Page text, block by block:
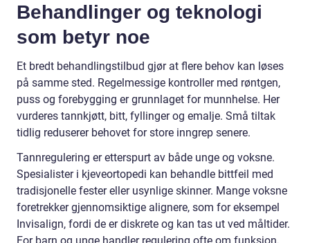
Behandlinger og teknologi
som betyr noe
Et bredt behandlingstilbud gjør at flere behov kan løses
på samme sted. Regelmessige kontroller med røntgen,
puss og forebygging er grunnlaget for munnhelse. Her
vurderes tannkjøtt, bitt, fyllinger og emalje. Små tiltak
tidlig reduserer behovet for store inngrep senere.
Tannregulering er etterspurt av både unge og voksne.
Spesialister i kjeveortopedi kan behandle bittfeil med
tradisjonelle fester eller usynlige skinner. Mange voksne
foretrekker gjennomsiktige alignere, som for eksempel
Invisalign, fordi de er diskrete og kan tas ut ved måltider.